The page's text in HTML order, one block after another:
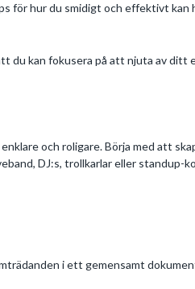
för hur du smidigt och effektivt kan
du kan fokusera på att njuta av ditt
och roligare. Börja med att
DJ:s, trollkarlar eller standup-
i ett gemensamt